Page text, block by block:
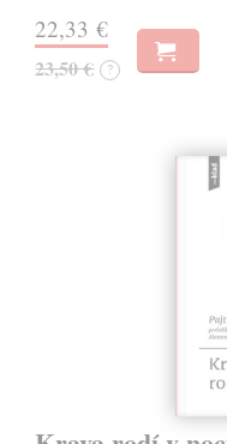
22,33 €
23,50 € ?